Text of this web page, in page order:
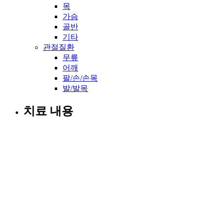
목
가슴
골반
기타
관절질환
무릎
어깨
팔/손/손목
발/발목
치료 내용